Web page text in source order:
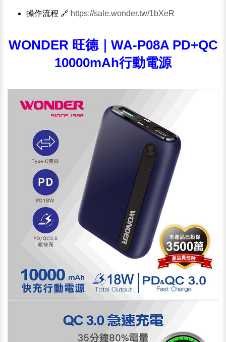
操作流程 🔗 https://sale.wonder.tw/1bXeR
WONDER 旺德｜WA-P08A PD+QC
10000mAh行動電源